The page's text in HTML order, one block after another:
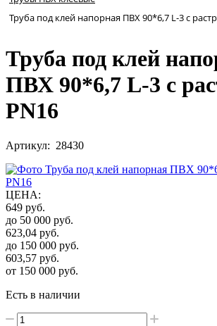
Труба под клей напорная ПВХ 90*6,7 L-3 с
Труба под клей
ПВХ 90*6,7 L-3 с
PN16
Артикул: 28430
ЦЕНА:
649 руб.
до 50 000 руб.
623,04 руб.
до 150 000 руб.
603,57 руб.
от 150 000 руб.
Есть в наличии